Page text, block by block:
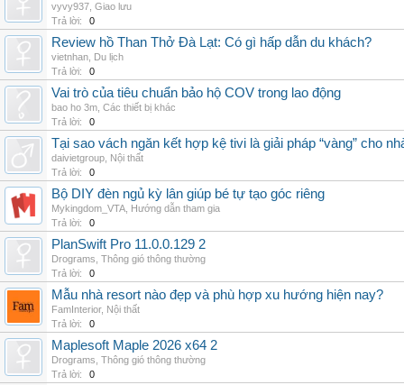
vyvy937 Giao lưu
Trả lời:
0
Review hồ Than Thở Đà Lạt: Có gì hấp dẫn du khách?
vietnhan Du lịch
Trả lời:
0
Vai trò của tiêu chuẩn bảo hộ COV trong lao động
bao ho 3m Các thiết bị khác
Trả lời:
0
Tại sao vách ngăn kết hợp kệ tivi là giải pháp “vàng” cho
daivietgroup Nội thất
Trả lời:
0
Bộ DIY đèn ngủ kỳ lân giúp bé tự tạo góc riêng
Mykingdom_VTA Hướng dẫn tham gia
Trả lời:
0
PlanSwift Pro 11.0.0.129 2
Drograms Thông gió thông thường
Trả lời:
0
Mẫu nhà resort nào đẹp và phù hợp xu hướng hiện nay?
FamInterior, Nội thất
Trả lời:
0
Maplesoft Maple 2026 x64 2
Drograms Thông gió thông thường
Trả lời:
0